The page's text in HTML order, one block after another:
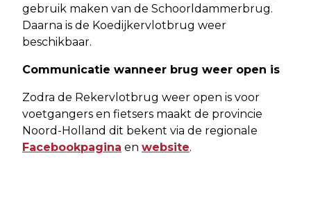
gebruik maken van de Schoorldammerbrug.
Daarna is de Koedijkervlotbrug weer
beschikbaar.
Communicatie wanneer brug weer open is
Zodra de Rekervlotbrug weer open is voor
voetgangers en fietsers maakt de provincie
Noord-Holland dit bekent via de regionale
Facebookpagina en website.